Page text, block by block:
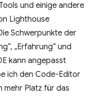
und einige andere
Lighthouse
Schwerpunkte der
„Erfahrung“ und
kann angepasst
ich den Code-Editor
mehr Platz für das